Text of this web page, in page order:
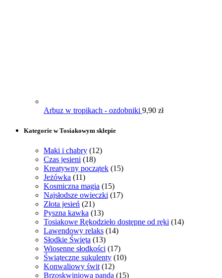
Arbuz w tropikach - ozdobniki 9,90 zł
Kategorie w Tosiakowym sklepie
Maki i chabry (12)
Czas jesieni (18)
Kreatywny początek (15)
Jeżówka (11)
Kosmiczna magia (15)
Najsłodsze owieczki (17)
Złota jesień (21)
Pyszna kawka (13)
Tosiakowe Rękodzieło dostępne od ręki (14)
Lawendowy relaks (14)
Słodkie Święta (13)
Wiosenne słodkości (17)
Świąteczne sukulenty (10)
Konwaliowy świt (12)
Brzoskwiniowa panda (15)